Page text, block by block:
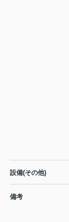
設備(その他)
備考